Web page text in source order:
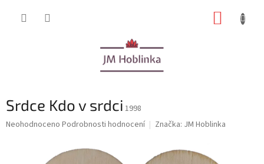
Srdce Kdo v srdci 1998
Průměrné
Neohodnoceno Podrobnosti hodnocení Značka: JM Hoblinka